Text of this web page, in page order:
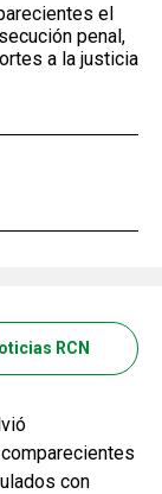
el
penal,
a la justicia
RCN
con